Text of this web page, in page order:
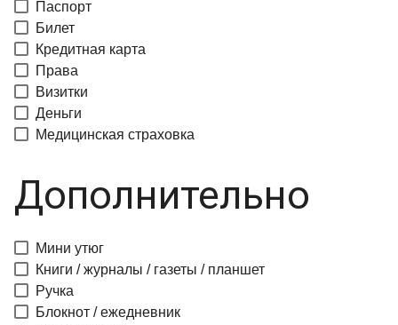
Паспорт
Билет
Кредитная карта
Права
Визитки
Деньги
Медицинская страховка
Дополнительно
Мини утюг
Книги / журналы / газеты / планшет
Ручка
Блокнот / ежедневник